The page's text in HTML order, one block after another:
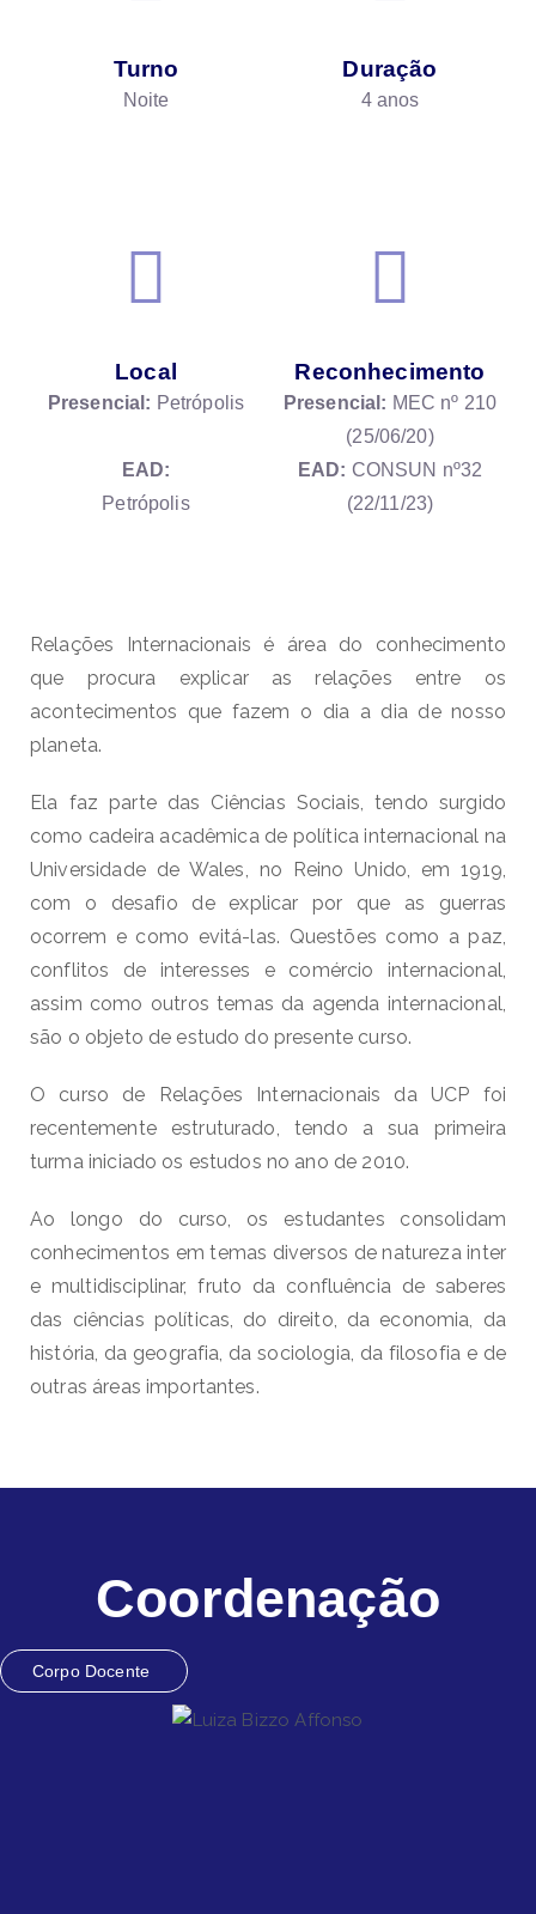
Turno
Noite
Duração
4 anos
Local
Presencial: Petrópolis
EAD:
Petrópolis
Reconhecimento
Presencial: MEC nº 210
(25/06/20)
EAD: CONSUN nº32
(22/11/23)
Relações Internacionais é área do conhecimento
que procura explicar as relações entre os
acontecimentos que fazem o dia a dia de nosso
planeta.
Ela faz parte das Ciências Sociais, tendo surgido
como cadeira acadêmica de política internacional na
Universidade de Wales, no Reino Unido, em 1919,
com o desafio de explicar por que as guerras
ocorrem e como evitá-las. Questões como a paz,
conflitos de interesses e comércio internacional,
assim como outros temas da agenda internacional,
são o objeto de estudo do presente curso.
O curso de Relações Internacionais da UCP foi
recentemente estruturado, tendo a sua primeira
turma iniciado os estudos no ano de 2010.
Ao longo do curso, os estudantes consolidam
conhecimentos em temas diversos de natureza inter
e multidisciplinar, fruto da confluência de saberes
das ciências políticas, do direito, da economia, da
história, da geografia, da sociologia, da filosofia e de
outras áreas importantes.
Coordenação
Corpo Docente